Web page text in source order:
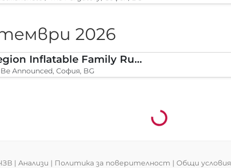
2026
Legion Inflatable Family Run - Sofia
Be Announced, София, BG
Зареждане...
| Анализи | Политика за поверителност | Общи условия